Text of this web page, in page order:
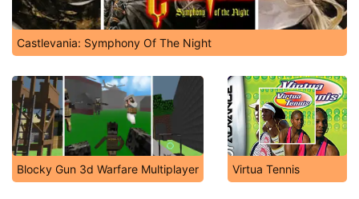
Castlevania: Symphony Of The Night
Blocky Gun 3d Warfare Multiplayer Virtua Tennis